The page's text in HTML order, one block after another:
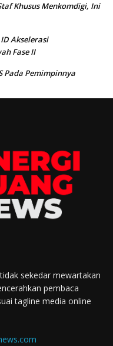
Khusus Menkomdigi, Ini
Akselerasi
Fase II
Pada Pemimpinnya
tidak sekedar mewartakan
pembaca
tagline media online